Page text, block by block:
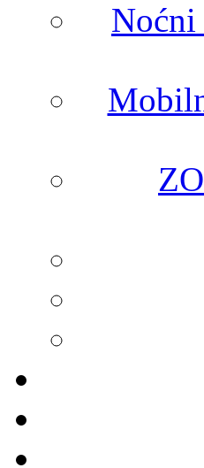
Noćni